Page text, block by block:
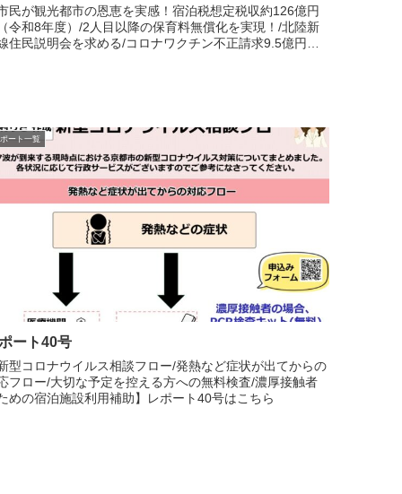
民が観光都市の恩恵を実感！宿泊税想定税収約126億円
令和8年度）/2人目以降の保育料無償化を実現！/北陸新
住民説明会を求める/コロナワクチン不正請求9.5億円取
ート一覧
ート40号
型コロナウイルス相談フロー/発熱など症状が出てからの
フロー/大切な予定を控える方への無料検査/濃厚接触者
めの宿泊施設利用補助】レポート40号はこちら